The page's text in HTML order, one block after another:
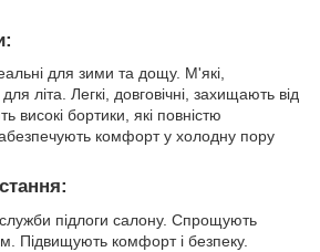
для зими та дощу. М'які,
літа. Легкі, довговічні, захищають від
високі бортики, які повністю
комфорт у холодну пору
підлоги салону. Спрощують
Підвищують комфорт і безпеку.